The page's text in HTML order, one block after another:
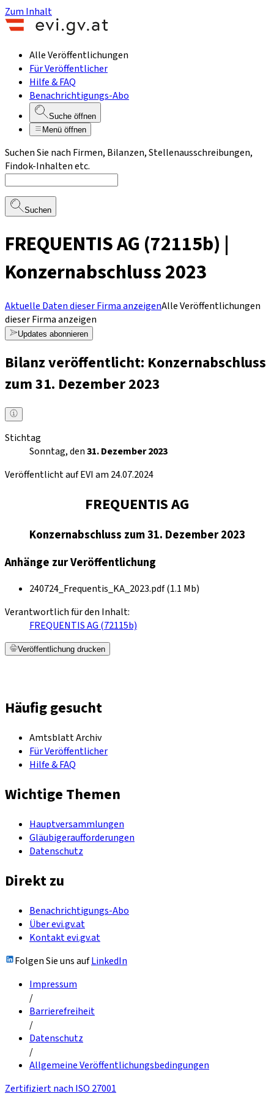
Zum Inhalt
Alle Veröffentlichungen
Für Veröffentlicher
Hilfe & FAQ
Benachrichtigungs-Abo
Suche öffnen
Menü öffnen
Suchen Sie nach Firmen, Bilanzen, Stellenausschreibungen,
Findok-Inhalten etc.
Suchen
FREQUENTIS AG (72115b) |
Konzernabschluss 2023
Aktuelle Daten dieser Firma anzeigenAlle Veröffentlichungen
dieser Firma anzeigen
Updates abonnieren
Bilanz veröffentlicht: Konzernabschluss
zum 31. Dezember 2023
Stichtag
Sonntag, den31. Dezember 2023
Veröffentlicht auf EVI am 24.07.2024
FREQUENTIS AG
Konzernabschluss zum 31. Dezember 2023
Anhänge zur Veröffentlichung
240724_Frequentis_KA_2023.pdf (1.1 Mb)
Verantwortlich für den Inhalt:
FREQUENTIS AG (72115b)
Veröffentlichung drucken
Häufig gesucht
Amtsblatt Archiv
Für Veröffentlicher
Hilfe & FAQ
Wichtige Themen
Hauptversammlungen
Gläubigeraufforderungen
Datenschutz
Direkt zu
Benachrichtigungs-Abo
Über evi.gv.at
Kontakt evi.gv.at
Folgen Sie uns aufLinkedIn
Impressum
/
Barrierefreiheit
/
Datenschutz
/
Allgemeine Veröffentlichungsbedingungen
Zertifiziert nach ISO 27001